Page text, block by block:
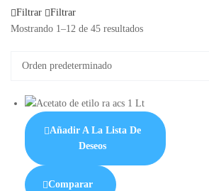
Filtrar
Filtrar
Mostrando 1–12 de 45 resultados
Añadir A La Lista De
Deseos
Comparar